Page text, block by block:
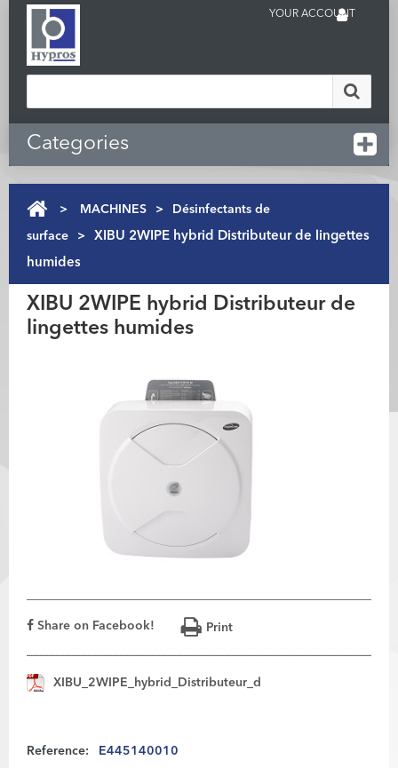
YOUR ACCOUNT
Categories
> MACHINES > Désinfectants de
surface >
XIBU 2WIPE hybrid Distributeur de lingettes
humides
XIBU 2WIPE hybrid Distributeur de
lingettes humides
Share on Facebook! Print
XIBU_2WIPE_hybrid_Distributeur_d
Reference: E445140010